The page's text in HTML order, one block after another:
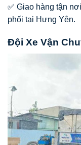
✅ Giao hàng tận
phối tại Hưng Yên.
Đội Xe Vận